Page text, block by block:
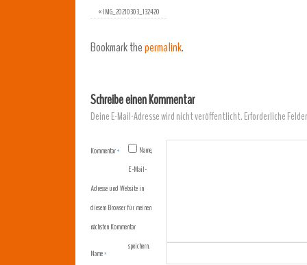
«IMG_20210303_132420
Bookmark thepermalink.
Schreibe einen Kommentar
Deine E-Mail-Adresse wird nicht veröffentlicht.Erforderliche
Kommentar*
Name*
Name,
E-Mail-
Adresse und Website in
diesem Browser für meinen
nächsten Kommentar
speichern.